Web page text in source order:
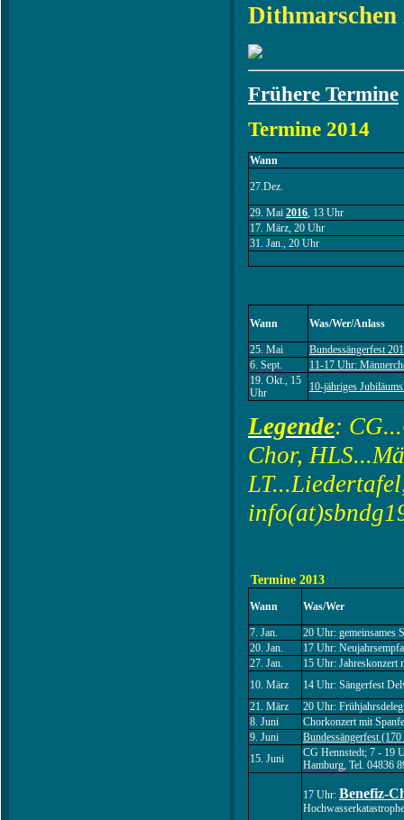
Frühere Termine
Termine 2014
Wann
27.Dez.
29. Mai 2016, 13 Uhr
17. März, 20 Uhr
31. Jan., 20 Uhr
Wann Was/Wer/Anlass
25. Mai
Bundessängerfest
6. Sept.
11-17 Uhr:
19. Okt., 15
Uhr
10-jähriges
Legende:
Chor,
Termine 2013
Wann Was/Wer
7. Jan.
20 Uhr: gemeinsames
20. Jan.
17 Uhr:
27. Jan.
15 Uhr: Jahreskonzert
10. März
14 Uhr: Sängerfest
21. März
20 Uhr:
8. Juni
Chorkonzert mit
9. Juni
Bundessängerfest
15. Juni
CG Hennstedt; 7 - 19
Hamburg, Tel. 04836
17 Uhr: Benefiz-
Hochwasserkatastrophe